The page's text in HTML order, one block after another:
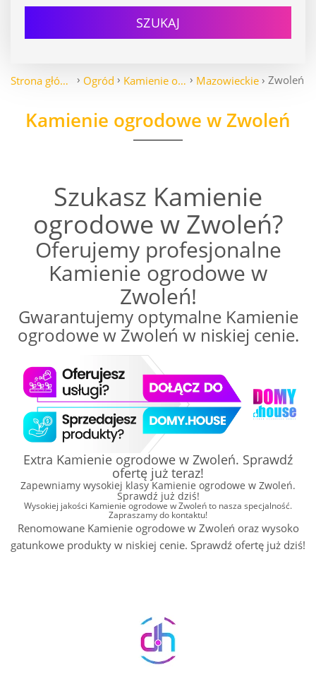
SZUKAJ
Strona główna Ogród Kamienie ogrodowe Mazowieckie Zwoleń
Kamienie ogrodowe w Zwoleń
Szukasz Kamienie
ogrodowe w Zwoleń?
Oferujemy profesjonalne
Kamienie ogrodowe w
Zwoleń!
Gwarantujemy optymalne Kamienie
ogrodowe w Zwoleń w niskiej cenie.
Extra Kamienie ogrodowe w Zwoleń. Sprawdź
ofertę już teraz!
Zapewniamy wysokiej klasy Kamienie ogrodowe w Zwoleń.
Sprawdź już dziś!
Wysokiej jakości Kamienie ogrodowe w Zwoleń to nasza specjalność.
Zapraszamy do kontaktu!
Renomowane Kamienie ogrodowe w Zwoleń oraz wysoko
gatunkowe produkty w niskiej cenie. Sprawdź ofertę już dziś!